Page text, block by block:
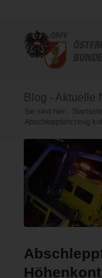
Blog - Aktuelle
Sie sind hier: Startseite
Abschleppfahrzeug